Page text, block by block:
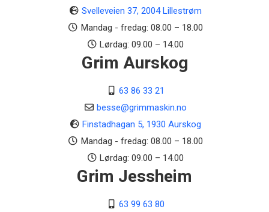
Maksimal stigning %
Klippetid (ca. pr ladning) min
Lydeffektnivå LWA dB(A)
Svelleveien 37, 2004 Lillestrøm
Mandag - fredag: 08.00 – 18.00
Lørdag: 09.00 – 14.00
Grim Aurskog
63 86 33 21
besse@grimmaskin.no
Finstadhagan 5, 1930 Aurskog
Mandag - fredag: 08.00 – 18.00
Lørdag: 09.00 – 14.00
Grim Jessheim
63 99 63 80